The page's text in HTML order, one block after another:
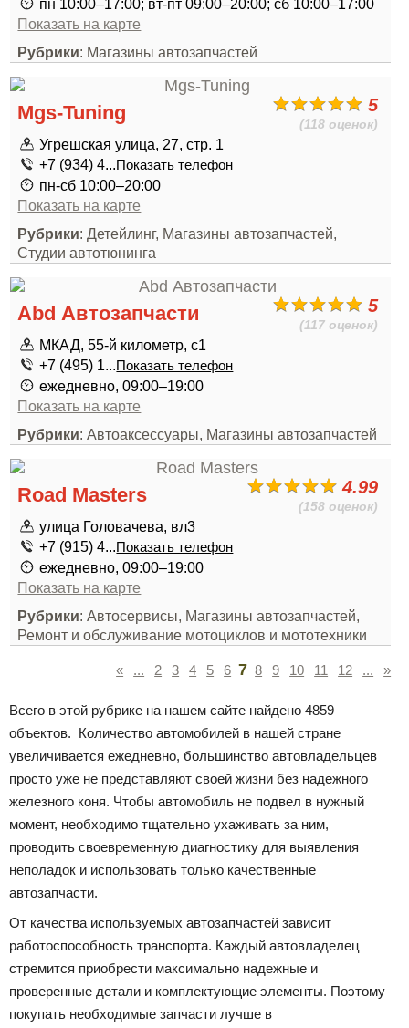
пн 10:00–17:00; вт-пт 09:00–20:00; сб 10:00–17:00
Показать на карте
Рубрики: Магазины автозапчастей
5
(118 оценок)
Mgs-Tuning
Угрешская улица, 27, стр. 1
+7 (934) 4...Показать телефон
пн-сб 10:00–20:00
Показать на карте
Рубрики: Детейлинг, Магазины автозапчастей,
Студии автотюнинга
5
(117 оценок)
Abd Автозапчасти
МКАД, 55-й километр, с1
+7 (495) 1...Показать телефон
ежедневно, 09:00–19:00
Показать на карте
Рубрики: Автоаксессуары, Магазины автозапчастей
4.99
(158 оценок)
Road Masters
улица Головачева, вл3
+7 (915) 4...Показать телефон
ежедневно, 09:00–19:00
Показать на карте
Рубрики: Автосервисы, Магазины автозапчастей,
Ремонт и обслуживание мотоциклов и мототехники
« ... 2 3 4 5 6 7 8 9 10 11 12 ... »
Всего в этой рубрике на нашем сайте найдено 4859
объектов. Количество автомобилей в нашей стране
увеличивается ежедневно, большинство автовладельцев
просто уже не представляют своей жизни без надежного
железного коня. Чтобы автомобиль не подвел в нужный
момент, необходимо тщательно ухаживать за ним,
проводить своевременную диагностику для выявления
неполадок и использовать только качественные
автозапчасти.
От качества используемых автозапчастей зависит
работоспособность транспорта. Каждый автовладелец
стремится приобрести максимально надежные и
проверенные детали и комплектующие элементы. Поэтому
покупать необходимые запчасти лучше в